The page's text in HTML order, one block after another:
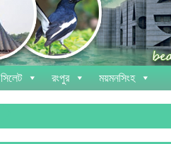
সিলেট রংপুর ময়মনসিংহ